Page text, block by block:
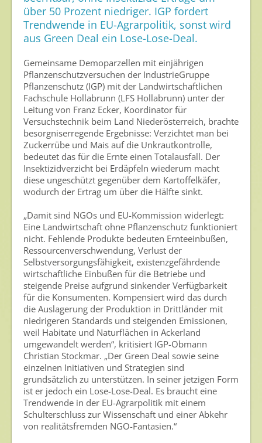
Geschichte des Pflanzenschutzes
Forschung & Entwicklung
Gesunde Nahrung
Nutzen von Pflanzenschutzmitteln
Sichere Lebensmittel
Zulassung
Gesunde Menschen
Versorgungs- & Ernährungssicherheit
Gepflegtes Eigenheim
Anwenderschutz
Entsorgung von Pflanzenschutzmittel-Leergebinden
Die IGP
Zum Verband
Ansprechpersonen
Veranstaltungen & Aktionen
Presse
Pressemitteilungen
Pressebilder
über 50 Prozent niedriger. IGP fordert
Trendwende in EU-Agrarpolitik, sonst wird
aus Green Deal ein Lose-Lose-Deal.
Gemeinsame Demoparzellen mit einjährigen
Pflanzenschutzversuchen der IndustrieGruppe
Pflanzenschutz (IGP) mit der Landwirtschaftlichen
Fachschule Hollabrunn (LFS Hollabrunn) unter der
Leitung von Franz Ecker, Koordinator für
Versuchstechnik beim Land Niederösterreich, brachte
besorgniserregende Ergebnisse: Verzichtet man bei
Zuckerrübe und Mais auf die Unkrautkontrolle,
bedeutet das für die Ernte einen Totalausfall. Der
Insektizidverzicht bei Erdäpfeln wiederum macht
diese ungeschützt gegenüber dem Kartoffelkäfer,
wodurch der Ertrag um über die Hälfte sinkt.
„Damit sind NGOs und EU-Kommission widerlegt:
Eine Landwirtschaft ohne Pflanzenschutz funktioniert
nicht. Fehlende Produkte bedeuten Ernteeinbußen,
Ressourcenverschwendung, Verlust der
Selbstversorgungsfähigkeit, existenzgefährdende
wirtschaftliche Einbußen für die Betriebe und
steigende Preise aufgrund sinkender Verfügbarkeit
für die Konsumenten. Kompensiert wird das durch
die Auslagerung der Produktion in Drittländer mit
niedrigeren Standards und steigenden Emissionen,
weil Habitate und Naturflächen in Ackerland
umgewandelt werden“, kritisiert IGP-Obmann
Christian Stockmar. „Der Green Deal sowie seine
einzelnen Initiativen und Strategien sind
grundsätzlich zu unterstützen. In seiner jetzigen Form
ist er jedoch ein Lose-Lose-Deal. Es braucht eine
Trendwende in der EU-Agrarpolitik mit einem
Schulterschluss zur Wissenschaft und einer Abkehr
von realitätsfremden NGO-Fantasien.“